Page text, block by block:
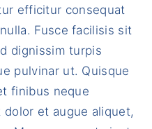
efficitur consequat
Fusce facilisis sit
dignissim turpis
pulvinar ut. Quisque
finibus neque
et augue aliquet,